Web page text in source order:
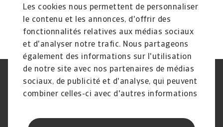
Les cookies nous permettent de personnaliser
le contenu et les annonces, d'offrir des
fonctionnalités relatives aux médias sociaux
et d'analyser notre trafic. Nous partageons
également des informations sur l'utilisation
de notre site avec nos partenaires de médias
sociaux, de publicité et d'analyse, qui peuvent
combiner celles-ci avec d'autres informations
collectées lors de votre utilisation de leurs
Atradius Syndicate 1864 se concentrera sur les
risques liés au crédit commercial, dans un ...
Pavel Gómez del Castillo
21 Jul 2025
Déclaration de confidentialité
RGPD
Cookie Information
Canaux Speak Up